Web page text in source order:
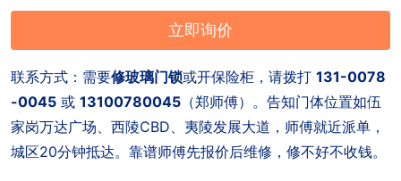
立即询价
联系方式：需要修玻璃门锁或开保险柜，请拨打 131-0078
-0045 或 13100780045 （郑师傅）。告知门体位置如伍
家岗万达广场、西陵CBD、夷陵发展大道，师傅就近派单，
城区20分钟抵达。靠谱师傅先报价后维修，修不好不收钱。